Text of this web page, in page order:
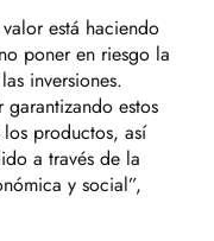
está haciendo
poner en riesgo la
inversiones.
garantizando estos
productos, así
a través de la
y social”,